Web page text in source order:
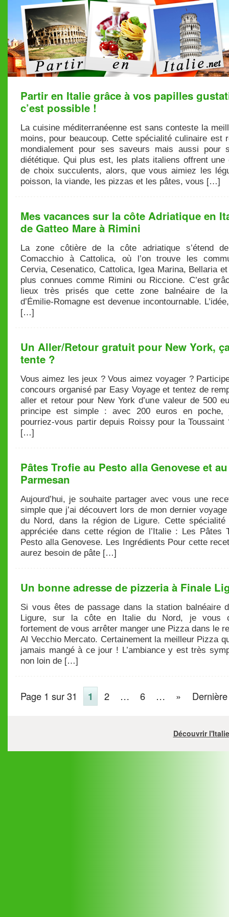
Partir en Italie grâce à vos papilles
c’est possible !
La cuisine méditerranéenne est sans conteste la
moins, pour beaucoup. Cette spécialité culinaire est
mondialement pour ses saveurs mais aussi pour
diététique. Qui plus est, les plats italiens offrent une
de choix succulents, alors, que vous aimiez les
poisson, la viande, les pizzas et les pâtes, vous […]
Mes vacances sur la côte Adriatique en
de Gatteo Mare à Rimini
La zone côtière de la côte adriatique s’étend
Comacchio à Cattolica, où l’on trouve les
Cervia, Cesenatico, Cattolica, Igea Marina, Bellaria et
plus connues comme Rimini ou Riccione. C’est
lieux très prisés que cette zone balnéaire de
d’Émilie-Romagne est devenue incontournable.
[…]
Un Aller/Retour gratuit pour New York,
tente ?
Vous aimez les jeux ? Vous aimez voyager ?
concours organisé par Easy Voyage et tentez de
aller et retour pour New York d’une valeur de 500
principe est simple : avec 200 euros en poche,
pourriez-vous partir depuis Roissy pour la Toussaint
[…]
Pâtes Trofie au Pesto alla Genovese et au
Parmesan
Aujourd’hui, je souhaite partager avec vous une
simple que j’ai découvert lors de mon dernier
du Nord, dans la région de Ligure. Cette
appréciée dans cette région de l’Italie : Les Pâtes
Pesto alla Genovese. Les Ingrédients Pour cette
aurez besoin de pâte […]
Un bonne adresse de pizzeria à Finale
Si vous êtes de passage dans la station balnéaire
Ligure, sur la côte en Italie du Nord, je vous
fortement de vous arrêter manger une Pizza dans le
Al Vecchio Mercato. Certainement la meilleur Pizza
jamais mangé à ce jour ! L’ambiance y est très
non loin de […]
Page 1 sur 31 1 2 … 6 … »
Découvrir